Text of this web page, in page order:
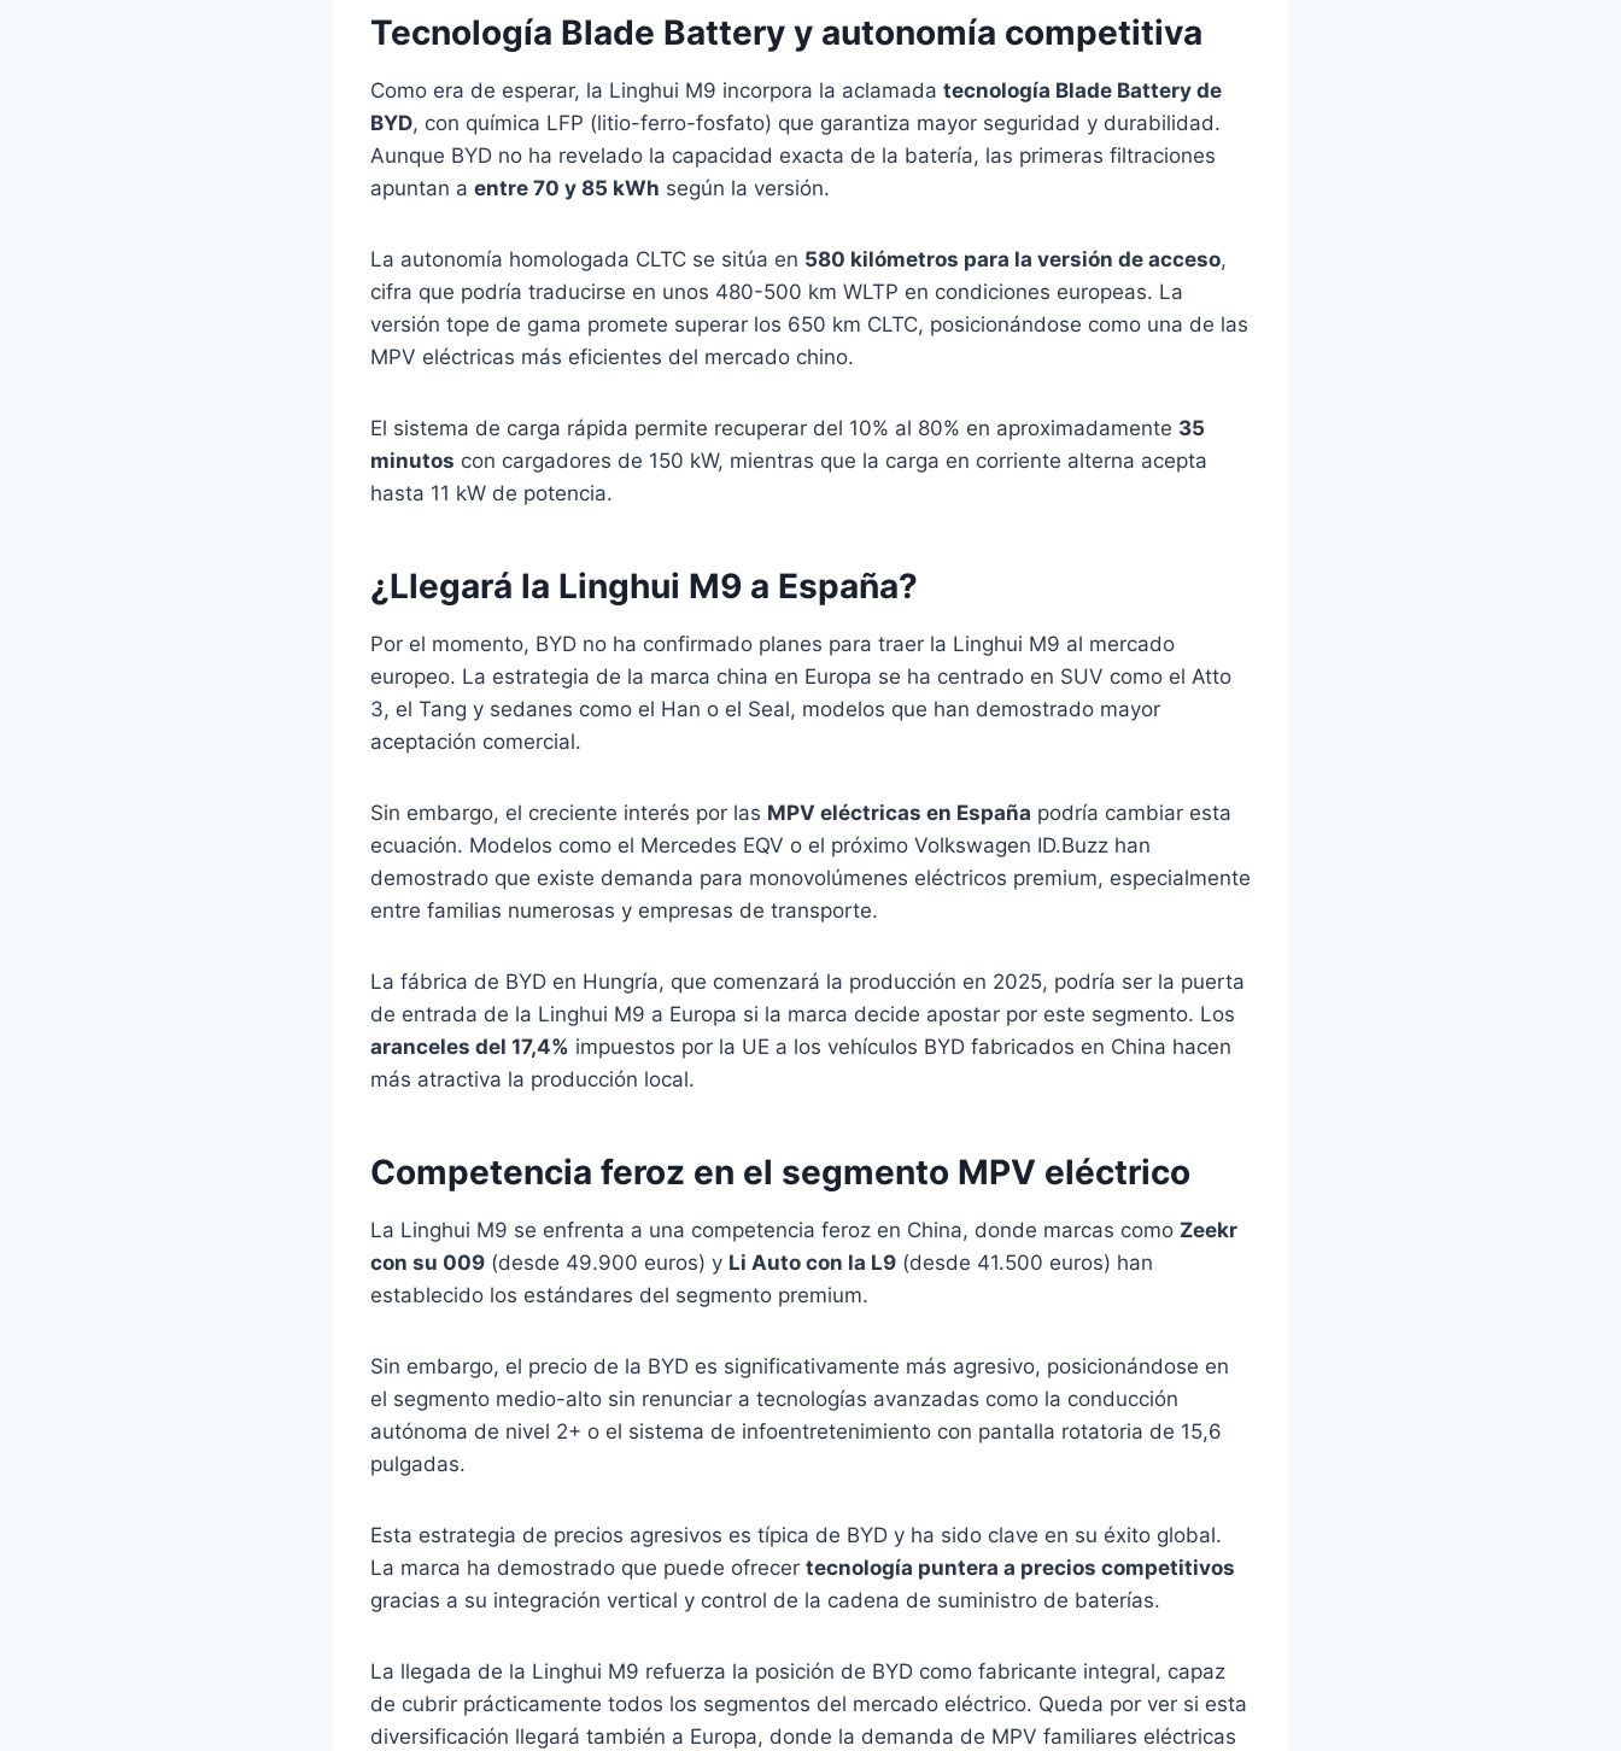
Tecnología Blade Battery y autonomía competitiva
Como era de esperar, la Linghui M9 incorpora la aclamada tecnología Blade Battery de
BYD, con química LFP (litio-ferro-fosfato) que garantiza mayor seguridad y durabilidad.
Aunque BYD no ha revelado la capacidad exacta de la batería, las primeras filtraciones
apuntan a entre 70 y 85 kWh según la versión.
La autonomía homologada CLTC se sitúa en 580 kilómetros para la versión de acceso,
cifra que podría traducirse en unos 480-500 km WLTP en condiciones europeas. La
versión tope de gama promete superar los 650 km CLTC, posicionándose como una de las
MPV eléctricas más eficientes del mercado chino.
El sistema de carga rápida permite recuperar del 10% al 80% en aproximadamente 35
minutos con cargadores de 150 kW, mientras que la carga en corriente alterna acepta
hasta 11 kW de potencia.
¿Llegará la Linghui M9 a España?
Por el momento, BYD no ha confirmado planes para traer la Linghui M9 al mercado
europeo. La estrategia de la marca china en Europa se ha centrado en SUV como el Atto
3, el Tang y sedanes como el Han o el Seal, modelos que han demostrado mayor
aceptación comercial.
Sin embargo, el creciente interés por las MPV eléctricas en España podría cambiar esta
ecuación. Modelos como el Mercedes EQV o el próximo Volkswagen ID.Buzz han
demostrado que existe demanda para monovolúmenes eléctricos premium, especialmente
entre familias numerosas y empresas de transporte.
La fábrica de BYD en Hungría, que comenzará la producción en 2025, podría ser la puerta
de entrada de la Linghui M9 a Europa si la marca decide apostar por este segmento. Los
aranceles del 17,4% impuestos por la UE a los vehículos BYD fabricados en China hacen
más atractiva la producción local.
Competencia feroz en el segmento MPV eléctrico
La Linghui M9 se enfrenta a una competencia feroz en China, donde marcas como Zeekr
con su 009 (desde 49.900 euros) y Li Auto con la L9 (desde 41.500 euros) han
establecido los estándares del segmento premium.
Sin embargo, el precio de la BYD es significativamente más agresivo, posicionándose en
el segmento medio-alto sin renunciar a tecnologías avanzadas como la conducción
autónoma de nivel 2+ o el sistema de infoentretenimiento con pantalla rotatoria de 15,6
pulgadas.
Esta estrategia de precios agresivos es típica de BYD y ha sido clave en su éxito global.
La marca ha demostrado que puede ofrecer tecnología puntera a precios competitivos
gracias a su integración vertical y control de la cadena de suministro de baterías.
La llegada de la Linghui M9 refuerza la posición de BYD como fabricante integral, capaz
de cubrir prácticamente todos los segmentos del mercado eléctrico. Queda por ver si esta
diversificación llegará también a Europa, donde la demanda de MPV familiares eléctricas